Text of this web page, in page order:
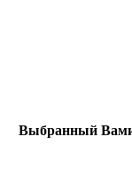
Выбранный